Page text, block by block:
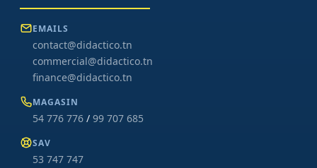
EMAILS
contact@didactico.tn
commercial@didactico.tn
finance@didactico.tn
MAGASIN
54 776 776 / 99 707 685
SAV
53 747 747